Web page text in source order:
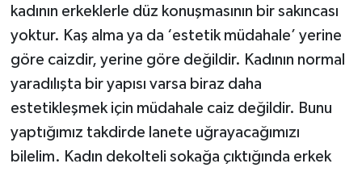
kadının erkeklerle düz konuşmasının bir sakıncası
yoktur. Kaş alma ya da ‘estetik müdahale’ yerine
göre caizdir, yerine göre değildir. Kadının normal
yaradılışta bir yapısı varsa biraz daha
estetikleşmek için müdahale caiz değildir. Bunu
yaptığımız takdirde lanete uğrayacağımızı
bilelim. Kadın dekolteli sokağa çıktığında erkek